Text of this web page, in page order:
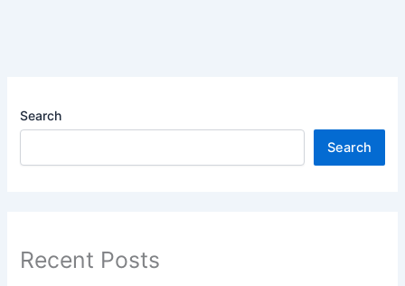
Search
Search
Recent Posts